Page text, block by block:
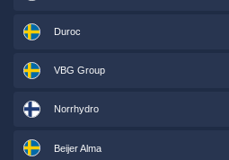
Duroc
VBG Group
Norrhydro
Beijer Alma